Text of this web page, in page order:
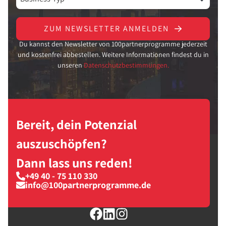
ZUM NEWSLETTER ANMELDEN
Du kannst den Newsletter von 100partnerprogramme jederzeit
und kostenfrei abbestellen. Weitere Informationen findest du in
unseren Datenschutzbestimmungen.
Bereit, dein Potenzial
auszuschöpfen?
Dann lass uns reden!
+49 40 - 75 110 330
info@100partnerprogramme.de